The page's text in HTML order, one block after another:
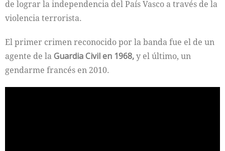
de lograr la independencia del País Vasco a través de la
violencia terrorista.
El primer crimen reconocido por la banda fue el de un
agente de laGuardia Civil en 1968,y el último, un
gendarme francés en 2010.